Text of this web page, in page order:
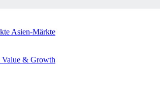
Asien-Märkte
Value & Growth